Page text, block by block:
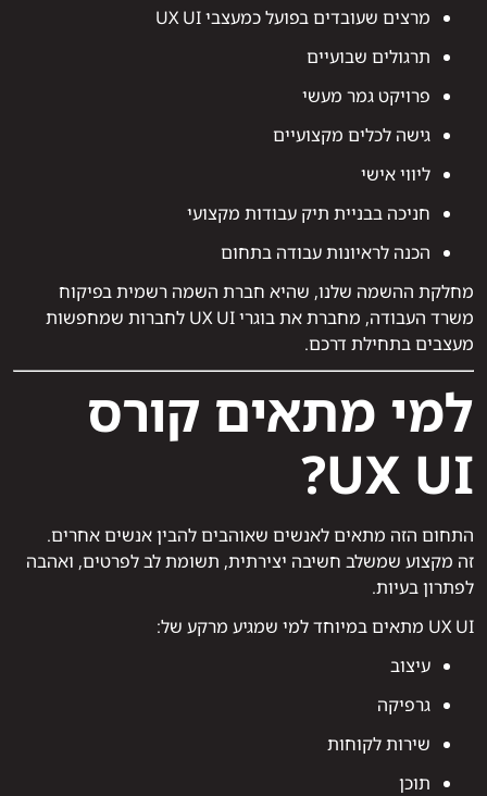
מרצים שעובדים בפועל כמעצבי UX UI
תרגולים שבועיים
פרויקט גמר מעשי
גישה לכלים מקצועיים
ליווי אישי
חניכה בבניית תיק עבודות מקצועי
הכנה לראיונות עבודה בתחום
מחלקת ההשמה שלנו, שהיא חברת השמה רשמית בפיקוח
משרד העבודה, מחברת את בוגרי UX UI לחברות שמחפשות
מעצבים בתחילת דרכם.
למי מתאים קורס
UX UI?
התחום הזה מתאים לאנשים שאוהבים להבין אנשים אחרים.
זה מקצוע שמשלב חשיבה יצירתית, תשומת לב לפרטים, ואהבה
לפתרון בעיות.
UX UI מתאים במיוחד למי שמגיע מרקע של:
עיצוב
גרפיקה
שירות לקוחות
תוכן